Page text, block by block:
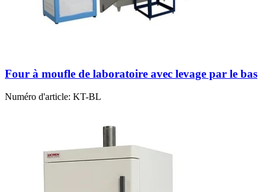
Four à moufle de laboratoire avec levage par le bas
Numéro d'article: KT-BL